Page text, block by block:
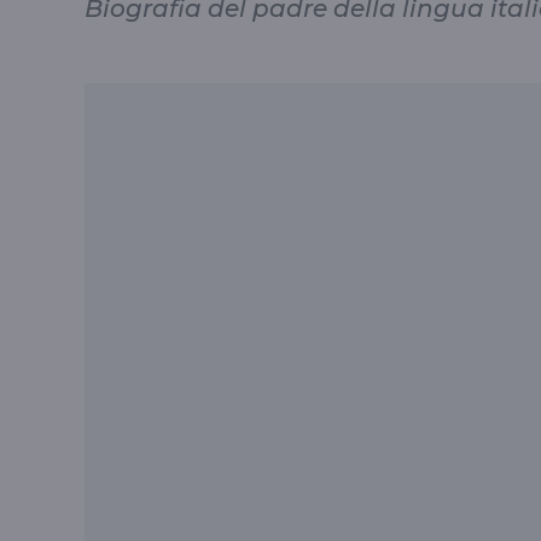
Biografia del padre della lingua